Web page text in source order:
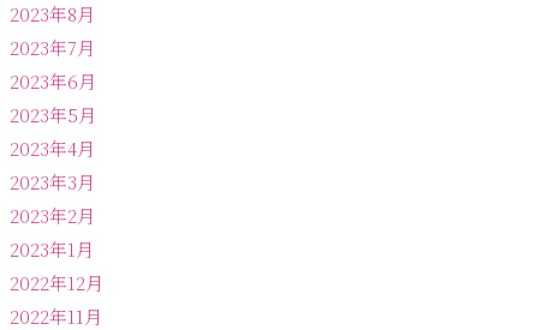
2023年8月
2023年7月
2023年6月
2023年5月
2023年4月
2023年3月
2023年2月
2023年1月
2022年12月
2022年11月